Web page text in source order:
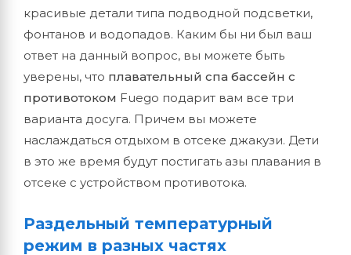
красивые детали типа подводной подсветки,
фонтанов и водопадов. Каким бы ни был ваш
ответ на данный вопрос, вы можете быть
уверены, что плавательный спа бассейн с
противотоком Fuego подарит вам все три
варианта досуга. Причем вы можете
наслаждаться отдыхом в отсеке джакузи. Дети
в это же время будут постигать азы плавания в
отсеке с устройством противотока.
Раздельный температурный
режим в разных частях